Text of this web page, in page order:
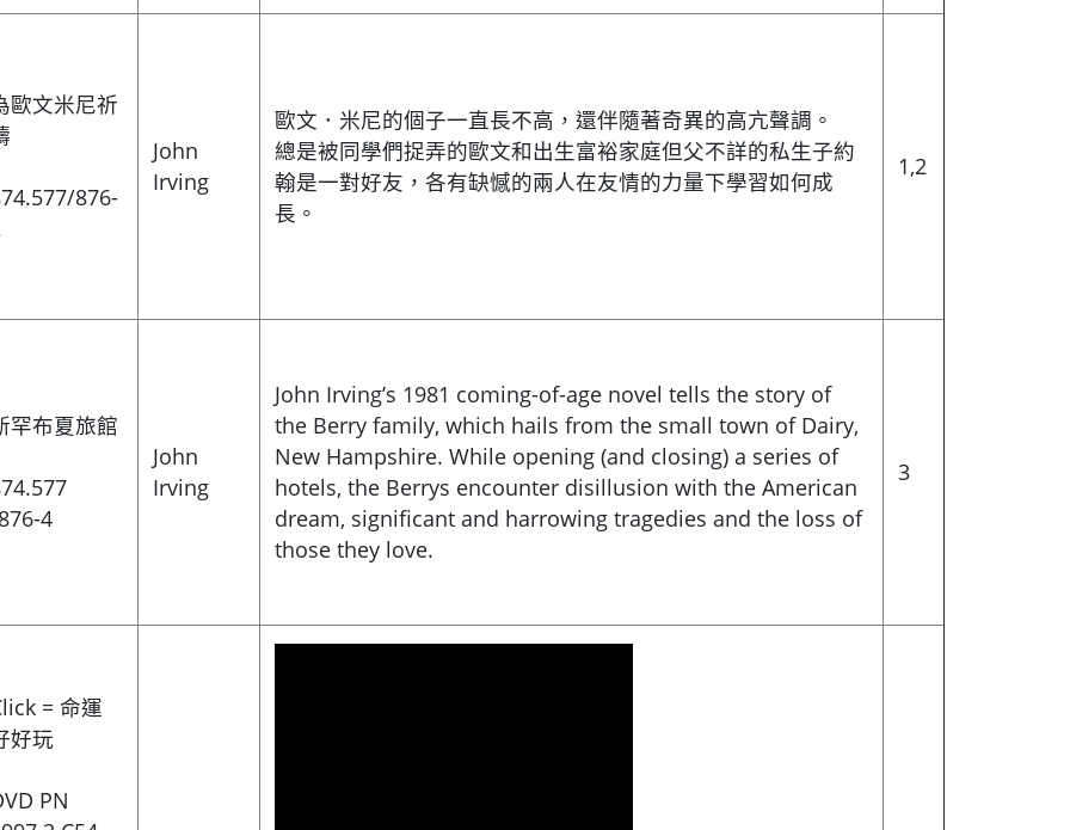
歐文米尼祈
876-
John
Irving
歐文．米尼的個子一直長不高，還伴隨著奇異的高亢聲調。
總是被同學們捉弄的歐文和出生富裕家庭但父不詳的私生子約
翰是一對好友，各有缺憾的兩人在友情的力量下學習如何成
長。
1,2
罕布夏旅館
4
John
Irving
John Irving’s 1981 coming-of-age novel tells the story of
the Berry family, which hails from the small town of Dairy,
New Hampshire. While opening (and closing) a series of
hotels, the Berrys encounter disillusion with the American
dream, significant and harrowing tragedies and the loss of
those they love.
3
= 命運
好玩
PN